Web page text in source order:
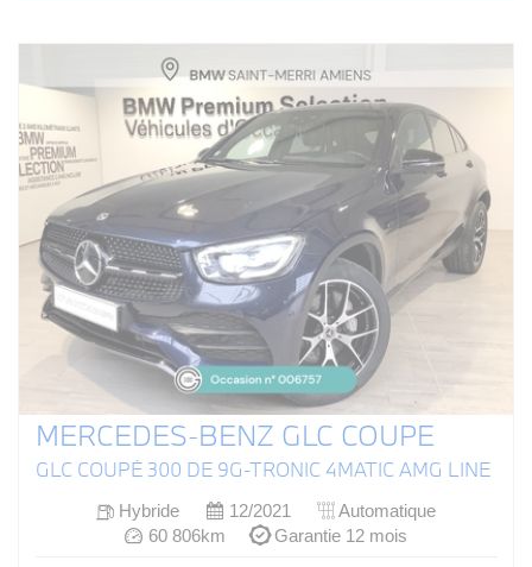
MERCEDES-BENZ GLC COUPE
GLC COUPÉ 300 DE 9G-TRONIC 4MATIC AMG LINE
Hybride 12/2021
Automatique
60 806km
Garantie 12 mois